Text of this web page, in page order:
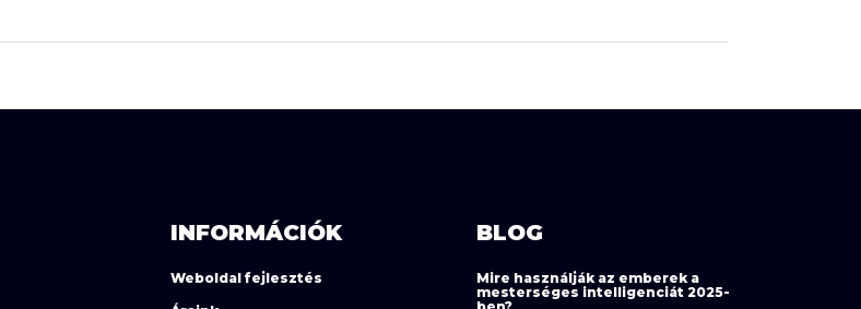
INFORMÁCIÓK
Weboldal fejlesztés
BLOG
Mire használják az emberek a
mesterséges intelligenciát 2025-